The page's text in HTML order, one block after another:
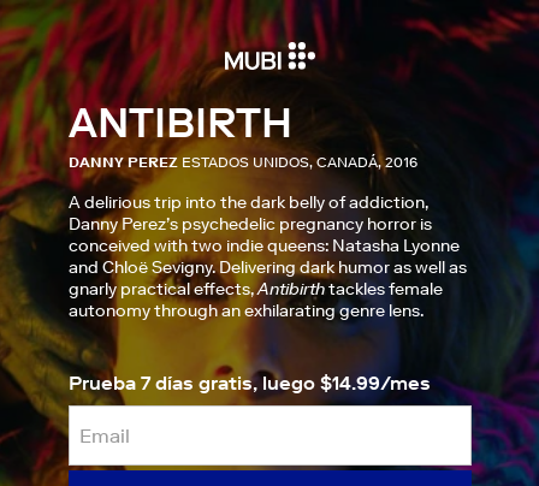
ANTIBIRTH
DANNY PEREZ ESTADOS UNIDOS, CANADÁ, 2016
A delirious trip into the dark belly of addiction,
Danny Perez’s psychedelic pregnancy horror is
conceived with two indie queens: Natasha Lyonne
and Chloë Sevigny. Delivering dark humor as well as
gnarly practical effects,Antibirthtackles female
autonomy through an exhilarating genre lens.
Prueba 7 días gratis, luego $14.99/mes